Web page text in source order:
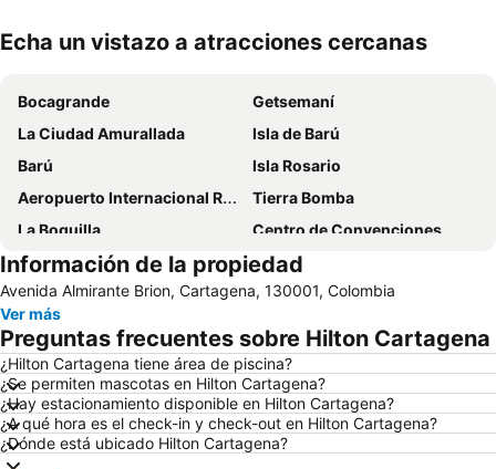
Echa un vistazo a atracciones cercanas
Bocagrande
Getsemaní
La Ciudad Amurallada
Isla de Barú
Barú
Isla Rosario
Aeropuerto Internacional Rafael Núñez
Tierra Bomba
La Boquilla
Centro de Convenciones
Sector el Laguito
Torre del Reloj
Catedral de Santa Catalina de Alejandría
Playa Blanca
El Barrio Manga y sus Casonas
Cerro de la Popa
Estadio Jaime Morón
Plaza de Bolívar
Castillo de San Felipe de Barajas
Las Bóvedas
Baluarte de Santa Catalina y el de Santa Clara
Información de la propiedad
Avenida Almirante Brion, Cartagena, 130001, Colombia
Ver más
Preguntas frecuentes sobre Hilton Cartagena
¿Hilton Cartagena tiene área de piscina?
¿Se permiten mascotas en Hilton Cartagena?
¿Hay estacionamiento disponible en Hilton Cartagena?
¿A qué hora es el check-in y check-out en Hilton Cartagena?
¿Dónde está ubicado Hilton Cartagena?